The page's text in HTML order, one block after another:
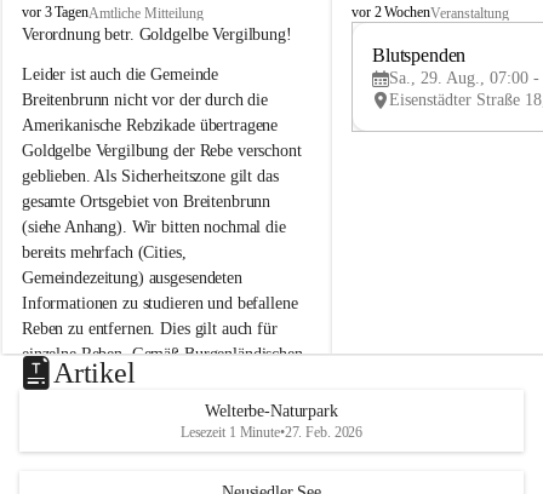
B
r
i
t
e
n
b
r
u
n
n
a
m
N
e
u
s
d
vor 3 TagenAmtliche Mitteilung
Verordnung betr. Goldgelbe Vergilbung!
Leider ist auch die Gemeinde
Breitenbrunn nicht vor der durch die
Amerikanische Rebzikade übertragene
Goldgelbe Vergilbung der Rebe verschont
geblieben. Als Sicherheitszone gilt das
gesamte Ortsgebiet von Breitenbrunn
(siehe Anhang). Wir bitten nochmal die
bereits mehrfach (Cities,
Gemeindezeitung) ausgesendeten
Informationen zu studieren und befallene
Reben zu entfernen. Dies gilt auch für
einzelne Reben. Gemäß Burgenländischen
Weinbaugesetz sind nicht gepflegte oder
unzulässige Weingärten zu roden! Bitte
helfen wir zusammen um unsere Winzer
vor den prognostizierten Ernteausfällen
und den daraus folgenden wirtschaftlichen
B
e
u
e
d
vor 2 WochenVeranstaltung
Blutspenden
Sa., 29. Aug., 07:00 -
Artikel
Welterbe-Naturpark
Lesezeit 1 Minute•27. Feb. 2026